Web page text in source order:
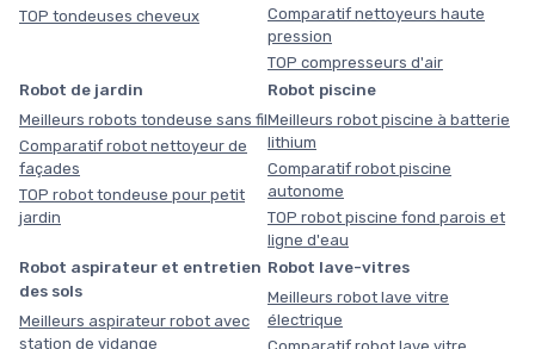
TOP tondeuses cheveux
Comparatif nettoyeurs haute
pression
TOP compresseurs d'air
Robot de jardin
Meilleurs robots tondeuse sans fil
Comparatif robot nettoyeur de
façades
TOP robot tondeuse pour petit
jardin
Robot piscine
Meilleurs robot piscine à batterie
lithium
Comparatif robot piscine
autonome
TOP robot piscine fond parois et
ligne d'eau
Robot aspirateur et entretien
des sols
Meilleurs aspirateur robot avec
station de vidange
Robot lave-vitres
Meilleurs robot lave vitre
électrique